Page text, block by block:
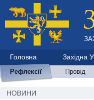
Головна Західна
Рефлексії Провід
НОВИНИ